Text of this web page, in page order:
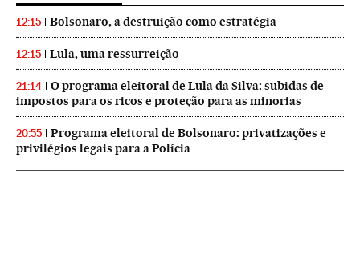
12:15 Bolsonaro, a destruição como estratégia
12:15 Lula, uma ressurreição
21:14
O programa eleitoral de Lula da Silva: subidas de
impostos para os ricos e proteção para as minorias
20:55
Programa eleitoral de Bolsonaro: privatizações e
privilégios legais para a Polícia